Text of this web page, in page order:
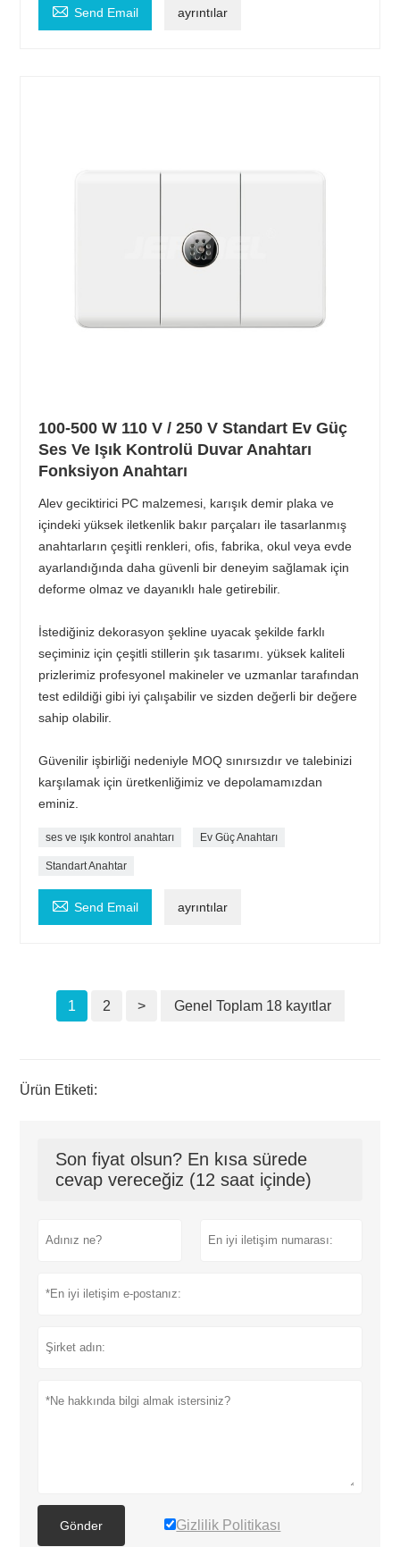
 Send Email ayrıntılar
100-500 W 110 V / 250 V Standart Ev Güç
Ses Ve Işık Kontrolü Duvar Anahtarı
Fonksiyon Anahtarı
Alev geciktirici PC malzemesi, karışık demir plaka ve
içindeki yüksek iletkenlik bakır parçaları ile tasarlanmış
anahtarların çeşitli renkleri, ofis, fabrika, okul veya evde
ayarlandığında daha güvenli bir deneyim sağlamak için
deforme olmaz ve dayanıklı hale getirebilir.
İstediğiniz dekorasyon şekline uyacak şekilde farklı
seçiminiz için çeşitli stillerin şık tasarımı. yüksek kaliteli
prizlerimiz profesyonel makineler ve uzmanlar tarafından
test edildiği gibi iyi çalışabilir ve sizden değerli bir değere
sahip olabilir.
Güvenilir işbirliği nedeniyle MOQ sınırsızdır ve talebinizi
karşılamak için üretkenliğimiz ve depolamamızdan
eminiz.
ses ve ışık kontrol anahtarı Ev Güç Anahtarı
Standart Anahtar
 Send Email ayrıntılar
1 2 > Genel Toplam 18 kayıtlar
Ürün Etiketi:
Son fiyat olsun? En kısa sürede
cevap vereceğiz (12 saat içinde)
Gönder Gizlilik Politikası